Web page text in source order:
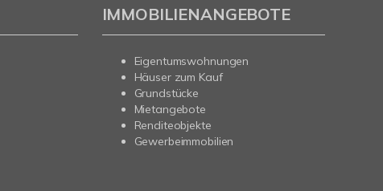
IMMOBILIENANGEBOTE
Eigentumswohnungen
Häuser zum Kauf
Grundstücke
Mietangebote
Renditeobjekte
Gewerbeimmobilien